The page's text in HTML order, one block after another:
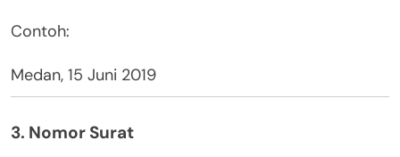
Contoh:
Medan, 15 Juni 2019
3. Nomor Surat